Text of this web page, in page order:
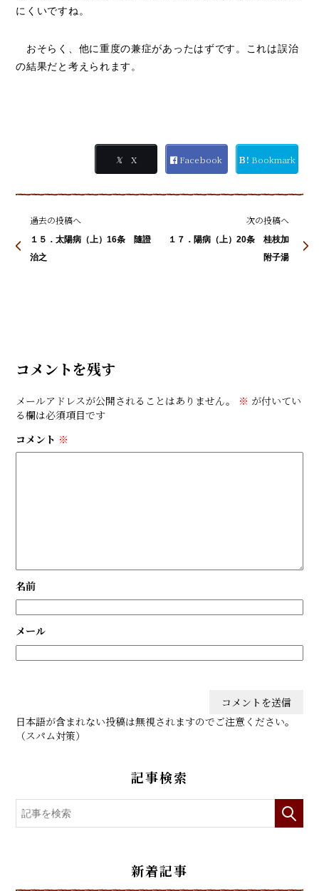
にくいですね。
おそらく、他に重度の兼症があったはずです。これは誤治
の結果だと考えられます。
𝕏 X Facebook Ｂ! Bookmark
過去の投稿へ
１５．太陽病（上）16条 隨證
治之
次の投稿へ
１７．陽病（上）20条 桂枝加
附子湯
コメントを残す
メールアドレスが公開されることはありません。 ※ が付いてい
る欄は必須項目です
コメント ※
名前
メール
日本語が含まれない投稿は無視されますのでご注意ください。
（スパム対策）
記事検索
新着記事